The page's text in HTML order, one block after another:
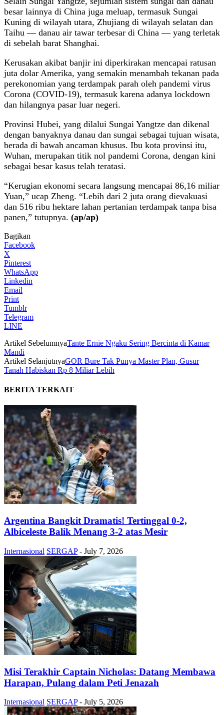
besar lainnya di China juga meluap, termasuk Sungai
Kuning di wilayah utara, Zhujiang di wilayah selatan dan
Taihu — danau air tawar terbesar di China — yang terletak
di sebelah barat Shanghai.
Kerusakan akibat banjir ini diperkirakan mencapai ratusan
juta dolar Amerika, yang semakin menambah tekanan pada
perekonomian yang terdampak parah oleh pandemi virus
Corona (COVID-19), termasuk karena adanya lockdown
dan hilangnya pasar luar negeri.
Provinsi Hubei, yang dilalui Sungai Yangtze dan dikenal
dengan banyaknya danau dan sungai sebagai tujuan wisata,
berada di bawah ancaman khusus. Ibu kota provinsi itu,
Wuhan, merupakan titik nol pandemi Corona, dengan kini
sebagai besar kasus telah teratasi.
“Kerugian ekonomi secara langsung mencapai 86,16 miliar
Yuan,” ucap Zheng. “Lebih dari 2 juta orang dievakuasi
dan 516 ribu hektare lahan pertanian terdampak tanpa bisa
panen,” tutupnya. (ap/ap)
Bagikan
Facebook
X
Pinterest
WhatsApp
Linkedin
Email
Print
Tumblr
Telegram
LINE
Artikel SebelumnyaTante Ernie Ngaku Sering Bercinta di Kamar
Mandi
Artikel SelanjutnyaGOR Bure Tak Punya Master Plan, Gusur
Tanah Habiskan Rp 8 Miliar Lebih
BERITA TERKAIT
Argentina Bangkit Dramatis! Tertinggal 0-2,
Albiceleste Balik Menang 3-2 atas Mesir
Internasional SERGAP - July 7, 2026
Misi Terakhir Captain Nicholas: Datang Membawa
Harapan, Pulang dalam Peti Jenazah
Internasional SERGAP - July 5, 2026